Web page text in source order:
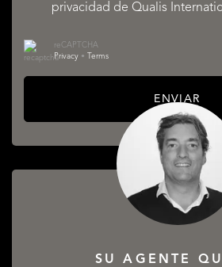
privacidad de Qualis
reCAPTCHA
Privacy • Terms
ENVIAR
SU AGENTE